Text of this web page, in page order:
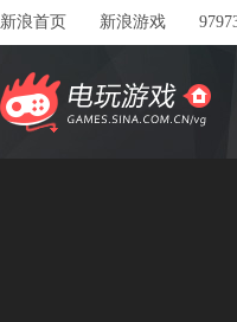
新浪首页 新浪游戏